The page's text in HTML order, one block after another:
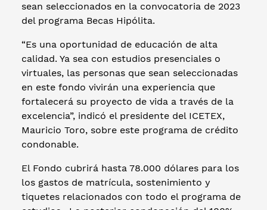
sean seleccionados en la convocatoria de 2023
del programa Becas Hipólita.
“Es una oportunidad de educación de alta
calidad. Ya sea con estudios presenciales o
virtuales, las personas que sean seleccionadas
en este fondo vivirán una experiencia que
fortalecerá su proyecto de vida a través de la
excelencia”, indicó el presidente del ICETEX,
Mauricio Toro, sobre este programa de crédito
condonable.
El Fondo cubrirá hasta 78.000 dólares para los
los gastos de matrícula, sostenimiento y
tiquetes relacionados con todo el programa de